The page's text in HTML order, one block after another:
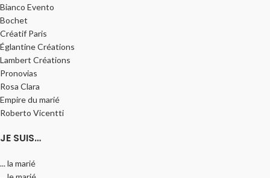
Bianco Evento
Bochet
Créatif Paris
Églantine Créations
Lambert Créations
Pronovias
Rosa Clara
Empire du marié
Roberto Vicentti
JE SUIS…
... la marié